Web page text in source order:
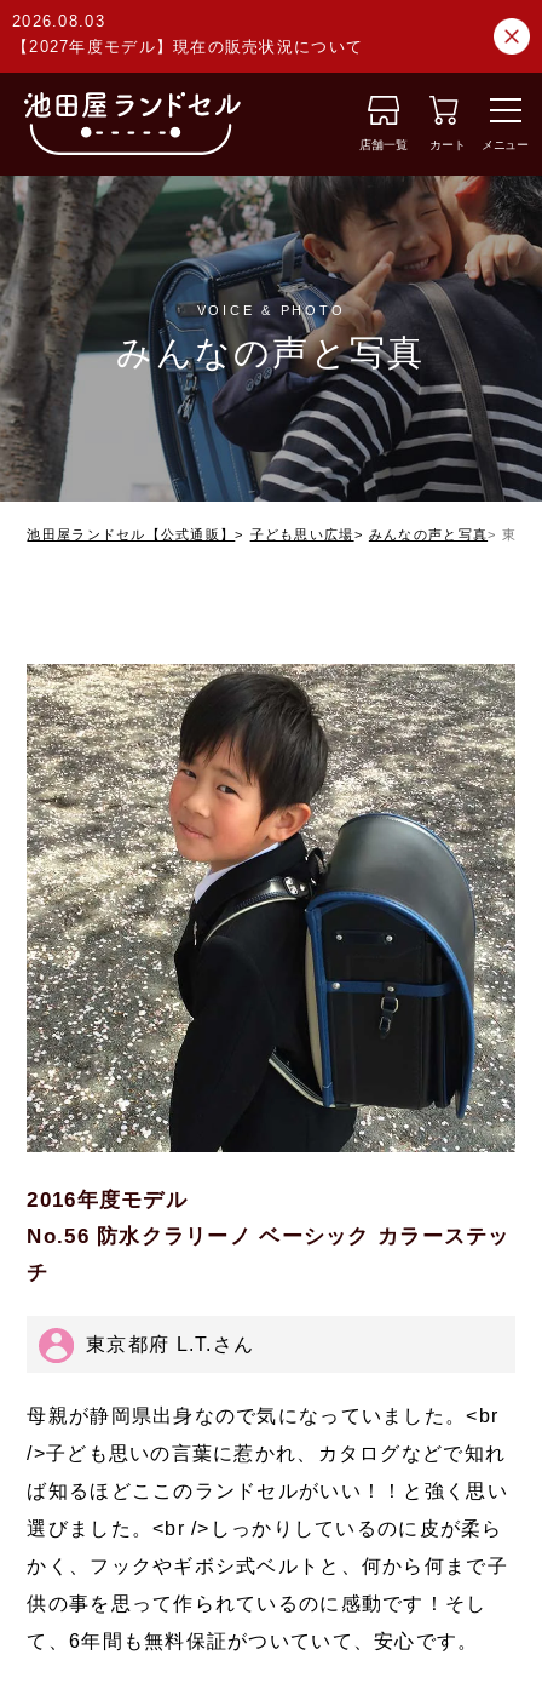
2026.08.03
【2027年度モデル】現在の販売状況について
店舗一覧 カート メニュー
VOICE & PHOTO
みんなの声と写真
池田屋ランドセル【公式通販】 子ども思い広場 みんなの声と写真 東京
2016年度モデル
No.56 防水クラリーノ ベーシック カラーステッ
チ
東京都府 L.T.さん
母親が静岡県出身なので気になっていました。<br
/>子ども思いの言葉に惹かれ、カタログなどで知れ
ば知るほどここのランドセルがいい！！と強く思い
選びました。<br />しっかりしているのに皮が柔ら
かく、フックやギボシ式ベルトと、何から何まで子
供の事を思って作られているのに感動です！そし
て、6年間も無料保証がついていて、安心です。